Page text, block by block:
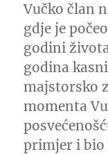
Vučko član
gdje je
godini
godina
majstorsko
momenta
primjer i